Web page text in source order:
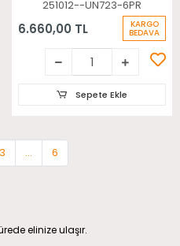
251012--UN723-6PR
6.660,00 TL KARGO
BEDAVA
Sepete Ekle
3 ... 6
elinize ulaşır.